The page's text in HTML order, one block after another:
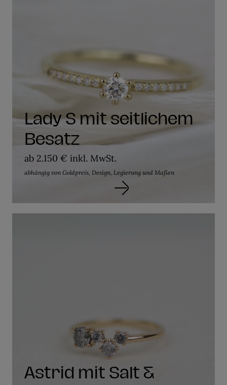
Lady S mit seitlichem
Besatz
ab 2.150 € inkl. MwSt.
abhängig von Goldpreis, Design, Legierung und Maßen
Astrid mit Salt &